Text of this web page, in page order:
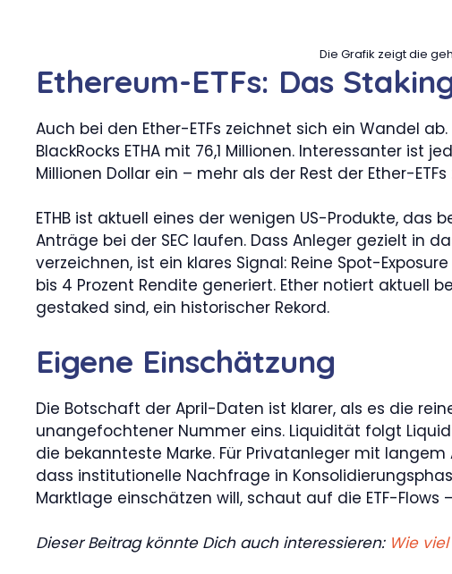
Die Grafik zeigt die
Ethereum-ETFs: Das
Auch bei den Ether-ETFs zeichnet sich ein Wandel
BlackRocks ETHA mit 76,1 Millionen. Interessanter ist
Millionen Dollar ein – mehr als der Rest der Ether-
ETHB ist aktuell eines der wenigen US-Produkte,
Anträge bei der SEC laufen. Dass Anleger gezielt in
verzeichnen, ist ein klares Signal: Reine Spot-
bis 4 Prozent Rendite generiert. Ether notiert aktuell
gestaked sind, ein historischer Rekord.
Eigene Einschätzung
Die Botschaft der April-Daten ist klarer, als es die
unangefochtener Nummer eins. Liquidität folgt
die bekannteste Marke. Für Privatanleger mit
dass institutionelle Nachfrage in
Marktlage einschätzen will, schaut auf die ETF-Flows
Dieser Beitrag könnte Dich auch interessieren: Wie